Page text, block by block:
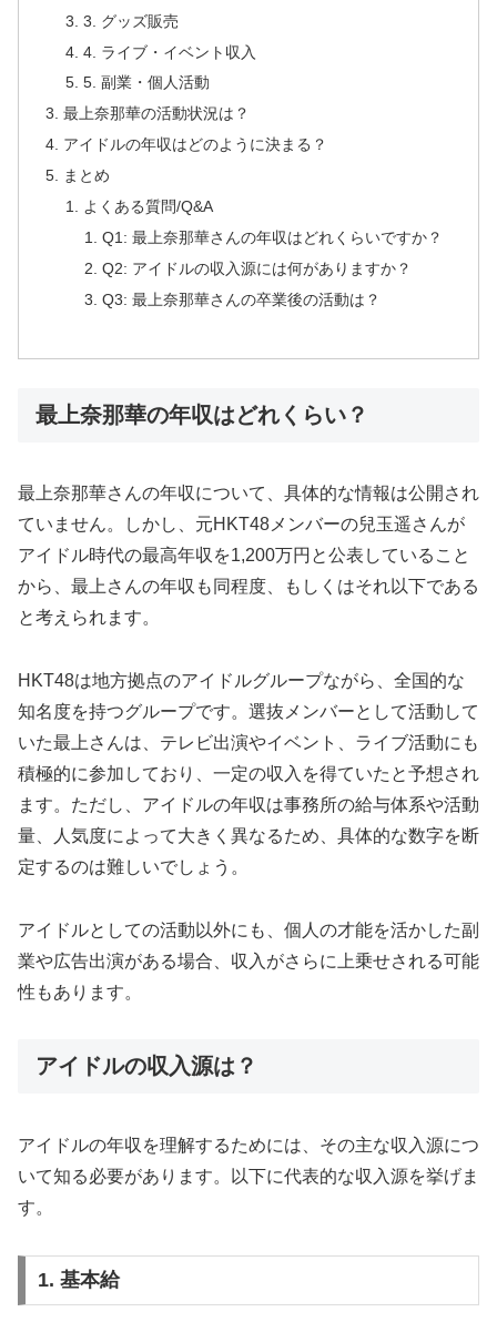
3. グッズ販売
4. ライブ・イベント収入
5. 副業・個人活動
最上奈那華の活動状況は？
アイドルの年収はどのように決まる？
まとめ
よくある質問/Q&A
Q1: 最上奈那華さんの年収はどれくらいですか？
Q2: アイドルの収入源には何がありますか？
Q3: 最上奈那華さんの卒業後の活動は？
最上奈那華の年収はどれくらい？
最上奈那華さんの年収について、具体的な情報は公開され
ていません。しかし、元HKT48メンバーの兒玉遥さんが
アイドル時代の最高年収を1,200万円と公表していること
から、最上さんの年収も同程度、もしくはそれ以下である
と考えられます。
HKT48は地方拠点のアイドルグループながら、全国的な
知名度を持つグループです。選抜メンバーとして活動して
いた最上さんは、テレビ出演やイベント、ライブ活動にも
積極的に参加しており、一定の収入を得ていたと予想され
ます。ただし、アイドルの年収は事務所の給与体系や活動
量、人気度によって大きく異なるため、具体的な数字を断
定するのは難しいでしょう。
アイドルとしての活動以外にも、個人の才能を活かした副
業や広告出演がある場合、収入がさらに上乗せされる可能
性もあります。
アイドルの収入源は？
アイドルの年収を理解するためには、その主な収入源につ
いて知る必要があります。以下に代表的な収入源を挙げま
す。
1. 基本給